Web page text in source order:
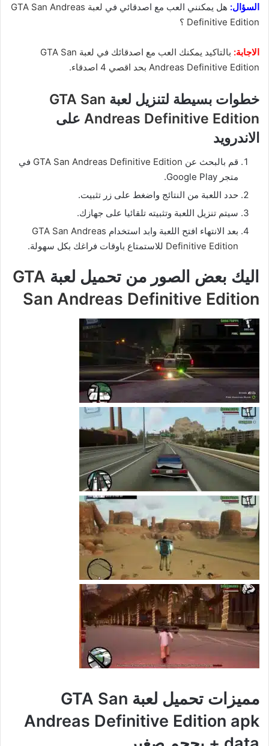
السؤال: هل يمكنني العب مع اصدقائي في
لعبة GTA San Andreas
Definitive Edition ؟
الاجابة:
بالتاكيد يمكنك العب مع اصدقائك في لعبة GTA San
Andreas Definitive Edition بحد اقصي 4 اصدقاء.
خطوات بسيطة لتنزيل لعبة GTA San
Andreas Definitive Edition على
الاندرويد
قم بالبحث عن GTA San Andreas Definitive Edition في
متجر Google Play.
حدد اللعبة من النتائج واضغط على زر تثبيت.
سيتم تنزيل اللعبة وتثبيته تلقائيا على جهازك.
بعد الانتهاء افتح اللعبة وابد استخدام GTA San Andreas
Definitive Edition للاستمتاع باوقات فراغك بكل سهولة.
اليك بعض الصور من تحميل لعبة GTA
San Andreas Definitive Edition
مميزات تحميل لعبة GTA San
Andreas Definitive Edition apk